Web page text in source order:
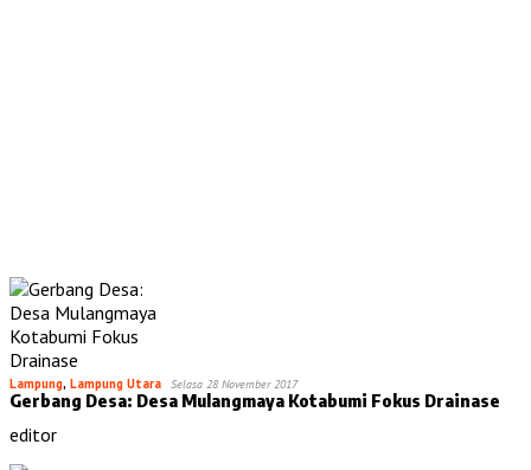
Lampung, Lampung Utara Selasa 28 November 2017
Gerbang Desa: Desa Mulangmaya Kotabumi Fokus Drainase
editor